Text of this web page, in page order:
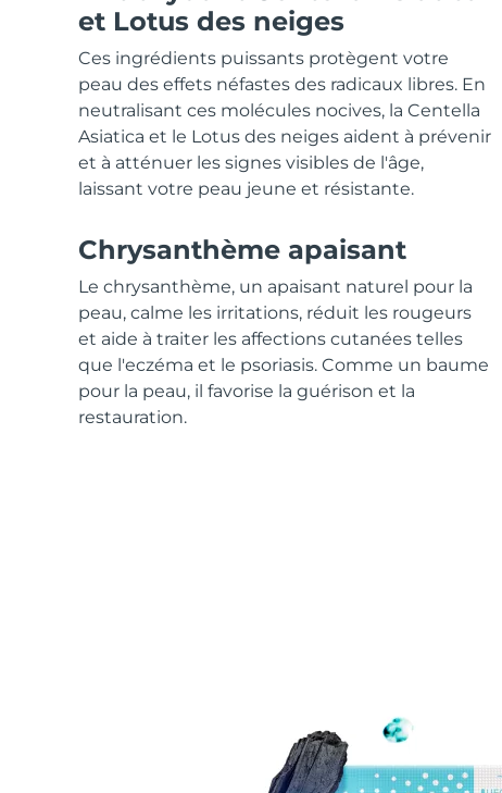
et Lotus des neiges
Ces ingrédients puissants protègent votre
peau des effets néfastes des radicaux libres. En
neutralisant ces molécules nocives, la Centella
Asiatica et le Lotus des neiges aident à prévenir
et à atténuer les signes visibles de l'âge,
laissant votre peau jeune et résistante.
Chrysanthème apaisant
Le chrysanthème, un apaisant naturel pour la
peau, calme les irritations, réduit les rougeurs
et aide à traiter les affections cutanées telles
que l'eczéma et le psoriasis. Comme un baume
pour la peau, il favorise la guérison et la
restauration.
All acne treatment devices
All revitalizing eye massagers
Soins de la peau KIWI™
Advanced pore care essentials
Serum
issa™ Teeth Whitening Gel
18% PAP
Cosmétiques
Hommes
FOREO APP
À PROPROS